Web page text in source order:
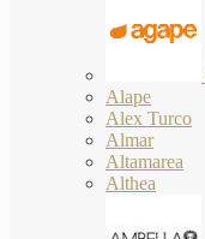
Alape
Alex Turco
Almar
Altamarea
Althea